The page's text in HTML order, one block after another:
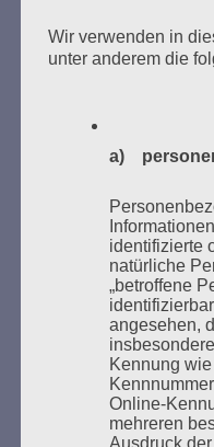
Zum 26. Mal gibt es
des Gedenkens an die
Bücher verbrannten.
Weitere
GEDENKEN UND
UNSERER
Wir verwenden in
unter anderem die
a)
identifizierte
natürliche
„betroffene
angesehen,
Kennung
Online-
mehreren
Ausdruck